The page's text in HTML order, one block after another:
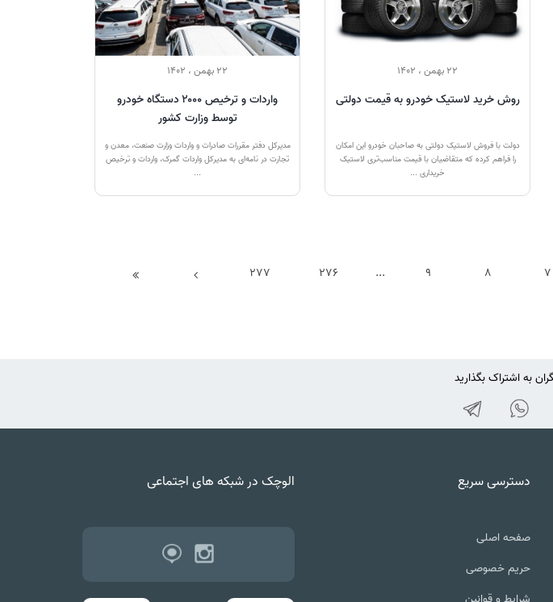
22 بهمن ، 1402
روش خرید لاستیک خودرو به قیمت دولتی
دولت با فروش لاستیک دولتی به صاحبان خودرو این امکان
را فراهم کرده که متقاضیان با قیمت مناسب‌تری لاستیک
خریداری ...
22 بهمن ، 1402
واردات و ترخیص ۲۰۰۰ دستگاه خودرو
توسط وزارت کشور
مدیرکل دفتر مقررات صادرات و واردات وزارت صنعت، معدن و
تجارت در نامه‌ای به مدیرکل واردات گمرک، واردات و ترخیص
...
7
8
9
...
276
277
به اشتراک بگذارید
دسترسی سریع
صفحه اصلی
حریم خصوصی
الوچک در شبکه های اجتماعی